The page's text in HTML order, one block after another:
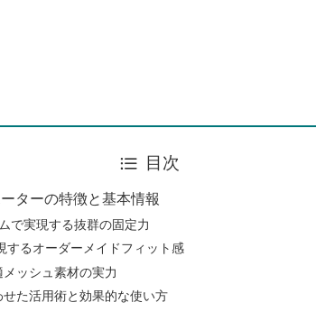
目次
ターの特徴と基本情報
で実現する抜群の固定力
するオーダーメイドフィット感
ッシュ素材の実力
た活用術と効果的な使い方